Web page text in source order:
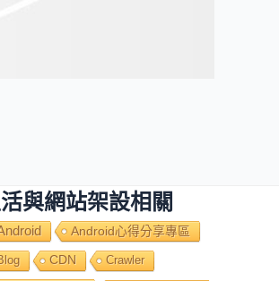
與網站架設相關
Android心得分享專區
CDN Crawler